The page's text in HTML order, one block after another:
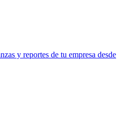
y reportes de tu empresa desde